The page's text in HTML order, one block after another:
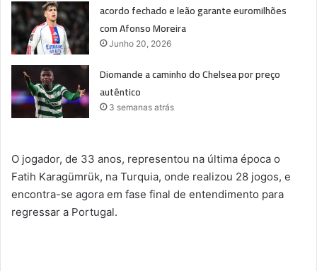
acordo fechado e leão garante euromilhões
com Afonso Moreira
Junho 20, 2026
Diomande a caminho do Chelsea por preço
autêntico
3 semanas atrás
O jogador, de 33 anos, representou na última época o
Fatih Karagümrük, na Turquia, onde realizou 28 jogos, e
encontra-se agora em fase final de entendimento para
regressar a Portugal.